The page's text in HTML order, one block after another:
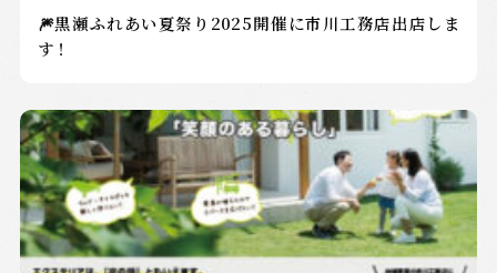
🎆黒瀬ふれあい夏祭り2025開催に市川工務店出店しま
す！